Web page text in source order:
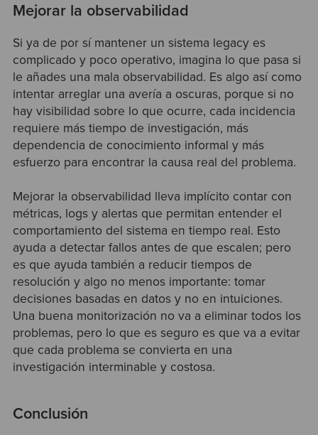
Mejorar la observabilidad
Si ya de por sí mantener un sistema legacy es
complicado y poco operativo, imagina lo que pasa si
le añades una mala observabilidad. Es algo así como
intentar arreglar una avería a oscuras, porque si no
hay visibilidad sobre lo que ocurre, cada incidencia
requiere más tiempo de investigación, más
dependencia de conocimiento informal y más
esfuerzo para encontrar la causa real del problema.
Mejorar la observabilidad lleva implícito contar con
métricas, logs y alertas que permitan entender el
comportamiento del sistema en tiempo real. Esto
ayuda a detectar fallos antes de que escalen; pero
es que ayuda también a reducir tiempos de
resolución y algo no menos importante: tomar
decisiones basadas en datos y no en intuiciones.
Una buena monitorización no va a eliminar todos los
problemas, pero lo que es seguro es que va a evitar
que cada problema se convierta en una
investigación interminable y costosa.
Conclusión